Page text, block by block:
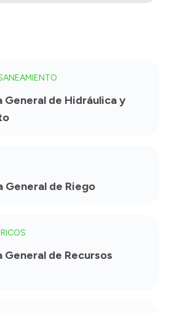
General de Hidráulica y
General de Riego
de Recursos